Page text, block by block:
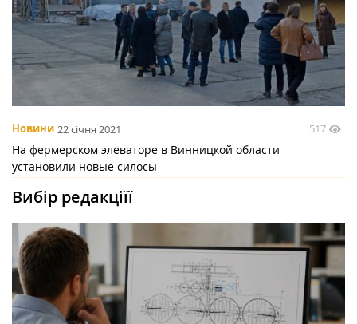
Новини 22 січня 2021 517
На фермерском элеваторе в Винницкой области
установили новые силосы
Вибір редакціїї